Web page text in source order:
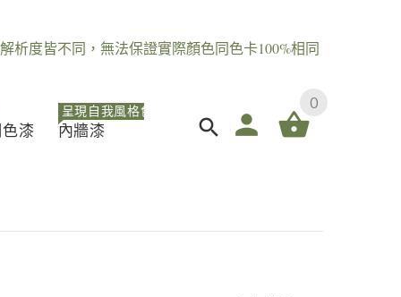
析度皆不同，無法保證實際顏色同色卡100%相同
漆 內牆漆
呈現自我風格色 0